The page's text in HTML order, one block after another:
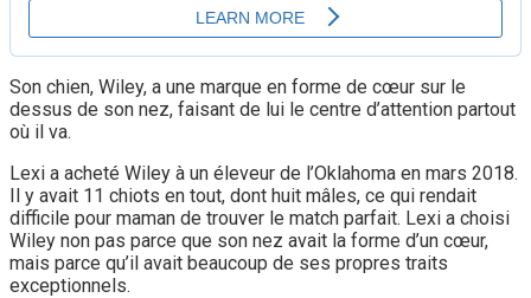
Son chien, Wiley, a une marque en forme de cœur sur le
dessus de son nez, faisant de lui le centre d’attention partout
où il va.
Lexi a acheté Wiley à un éleveur de l’Oklahoma en mars 2018.
Il y avait 11 chiots en tout, dont huit mâles, ce qui rendait
difficile pour maman de trouver le match parfait. Lexi a choisi
Wiley non pas parce que son nez avait la forme d’un cœur,
mais parce qu’il avait beaucoup de ses propres traits
exceptionnels.